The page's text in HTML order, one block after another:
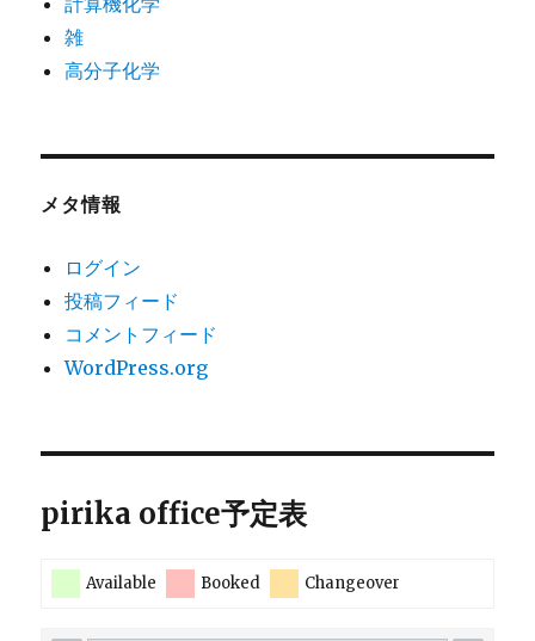
雑
高分子化学
メタ情報
ログイン
投稿フィード
コメントフィード
WordPress.org
pirika office予定表
Available Booked Changeover